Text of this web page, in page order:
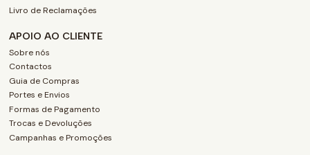
Livro de Reclamações
APOIO AO CLIENTE
Sobre nós
Contactos
Guia de Compras
Portes e Envios
Formas de Pagamento
Trocas e Devoluções
Campanhas e Promoções